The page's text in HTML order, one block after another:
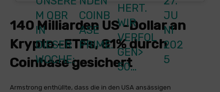
QBR I
N D
IESER W
OCHE:
COINB
ASE
PRIME.
HERT.
WIR
VERFOL
GEN>
50…
JU
NI
202
5
140 Milliarden US -Dollar an
Krypto -ETFs, 81% durch
Coinbase gesichert
Armstrong enthüllte, dass die in den USA ansässigen